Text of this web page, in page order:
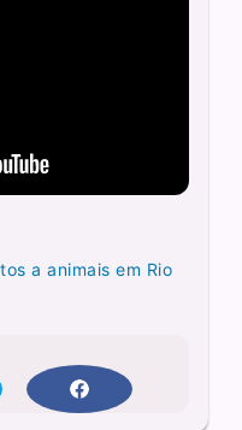
a animais em Rio